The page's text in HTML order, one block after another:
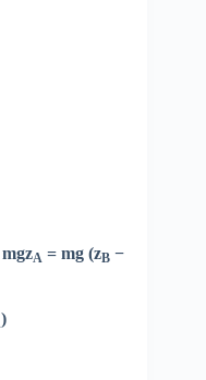
A = mg (zB −
)